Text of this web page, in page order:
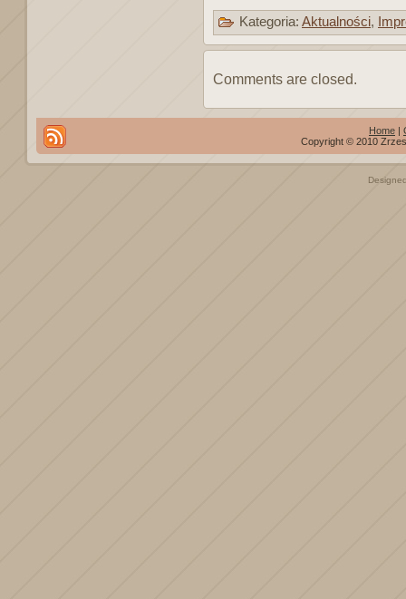
Kategoria: Aktualności,
Comments are closed.
Home |
Copyright © 2010